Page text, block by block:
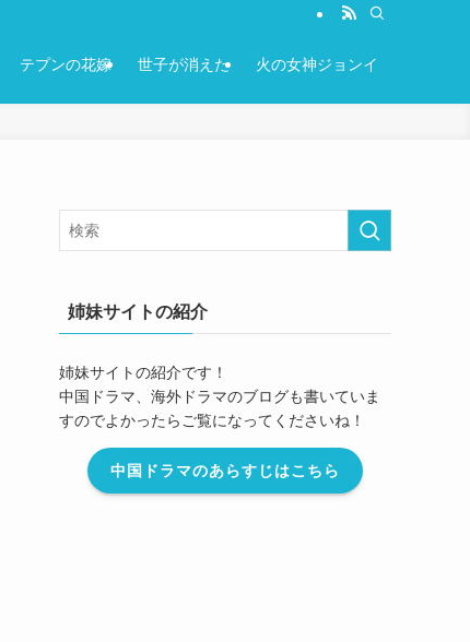
テプンの花嫁 世子が消えた 火の女神ジョンイ
姉妹サイトの紹介
姉妹サイトの紹介です！
中国ドラマ、海外ドラマのブログも書いていま
すのでよかったらご覧になってくださいね！
中国ドラマのあらすじはこちら